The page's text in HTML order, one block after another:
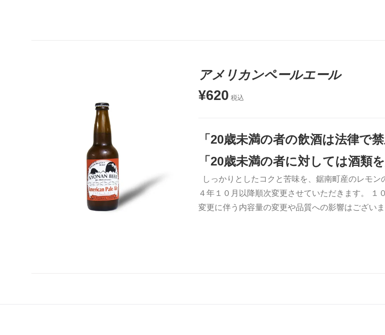
お買い物カゴに追加 QUICK VIEW
アメリカンペールエール
¥620 税込
「20歳未満の者の飲酒は法律で
「20歳未満の者に対しては酒類
しっかりとしたコクと苦味を、鋸南町産のレモ
４年１０月以降順次変更させていただきます。 １
変更に伴う内容量の変更や品質への影響はございま